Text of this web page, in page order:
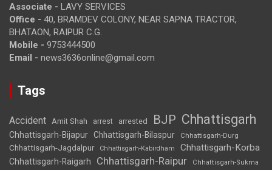
Associate - LAVY SERVICES
Office - 40, BRAMDEV COLONY, NEAR SAPNA TRACTOR,
BHATAON, RAIPUR C.G.
Mobile - 9753444500
Email - news3636online@gmail.com
Tags
Accident Amit Shah arrest arrested BJP Chhattisgarh
Chhattisgarh-Bijapur Chhattisgarh-Bilaspur Chhattisgarh-Durg
Chhattisgarh-Jagdalpur Chhattisgarh-Kabirdham Chhattisgarh-Korba
Chhattisgarh-Raigarh Chhattisgarh-Raipur
Chhattisgarh-Sukma